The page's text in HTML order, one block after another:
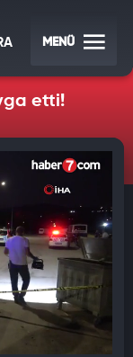
MENÜ
etti!